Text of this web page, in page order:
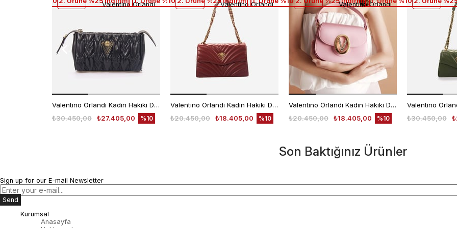
Valentino Orlandi Kadın Hakiki Deri Siyah Omuz Çantası
₺27.405,00
₺30.450,00 %10
Valentino Orlandi
Valentino Orlandi Kadın Hakiki Deri Bordo Omuz Çantası
₺18.405,00
₺20.450,00 %10
Valentino Orlandi
Valentino Orlandi Kadın Hakiki Deri Pembe Omuz Çantası
₺18.405,00
₺20.450,00 %10
Valentino Orlandi
₺30.450,00
Son Baktığınız Ürünler
Sign up for our E-mail Newsletter
Send
Kurumsal
Anasayfa